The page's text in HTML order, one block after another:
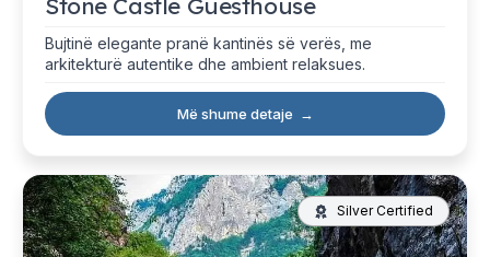
Bujtinë elegante pranë kantinës së verës, me
arkitekturë autentike dhe ambient relaksues.
Më shume detaje →
Silver Certified